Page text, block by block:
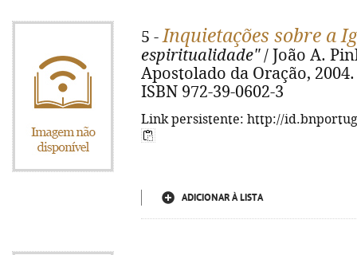
5 -Inquietações sobre a
espiritualidade"/ João A.
Apostolado da Oração,
ISBN 972-39-0602-3
Link persistente: http://
ADICIONAR À LISTA